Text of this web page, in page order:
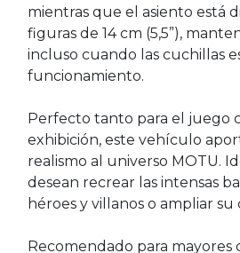
mientras que el asiento está
figuras de 14 cm (5,5”),
incluso cuando las cuchillas
funcionamiento.
Perfecto tanto para el juego
exhibición, este vehículo
realismo al universo MOTU.
desean recrear las intensas
héroes y villanos o ampliar su
Recomendado para mayores